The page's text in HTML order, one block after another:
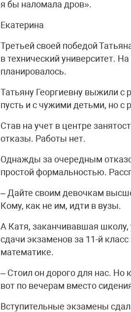
я бы наломала дров».
Екатерина
Третьей своей победой
в технический университет.
планировалось.
Татьяну Георгиевну выжили
пусть и с чужими детьми, но с
Став на учет в центре
отказы. Работы нет.
Однажды за очередным
простой формальностью.
– Дайте своим девочкам
Кому, как не им, идти в вузы.
А Катя, заканчивавшая школу,
сдачи экзаменов за 11-й
математике.
– Стоил он дорого для нас. Но
вот по вечерам вместо
Вступительные экзамены